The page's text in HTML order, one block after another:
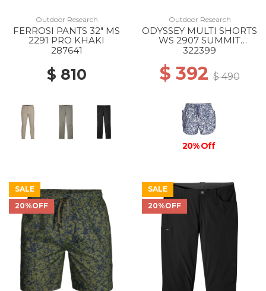
Outdoor Research
FERROSI PANTS 32" MS
2291 PRO KHAKI
287641
$ 810
Outdoor Research
ODYSSEY MULTI SHORTS
WS 2907 SUMMIT
ATOMS
322399
$ 392$ 490
20% Off
SALE
20%OFF
SALE
20%OFF